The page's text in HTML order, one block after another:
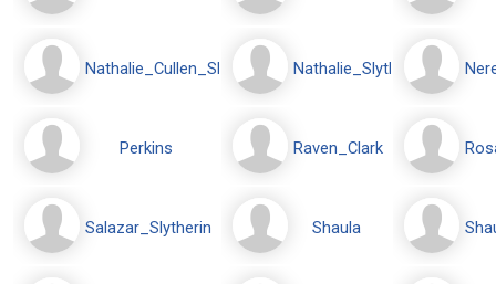
Nathalie_Cullen_Slytherin Nathalie_Slytherin
Perkins Raven_Clark
Salazar_Slytherin Shaula